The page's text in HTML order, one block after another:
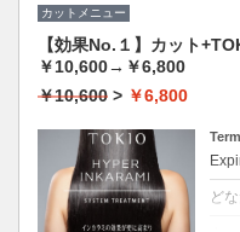
カットメニュー
【効果No.１】カット
￥10,600→￥6,800
￥10,600 > ￥6,800
ど